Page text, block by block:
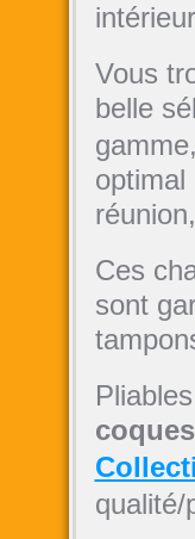
Vous
belle
optimal
Ces
sont
qualité/